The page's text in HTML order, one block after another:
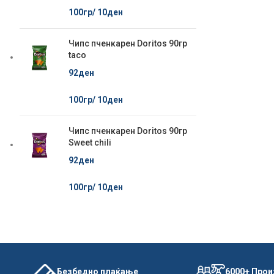
100гр/ 10ден
Чипс пченкарен Doritos 90гр
taco
92ден
100гр/ 10ден
Чипс пченкарен Doritos 90гр
Sweet chili
92ден
100гр/ 10ден
Безбедно плаќање 6000+